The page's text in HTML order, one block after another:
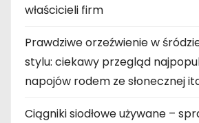
właścicieli firm
Prawdziwe orzeźwienie w
stylu: ciekawy przegląd
napojów rodem ze słonecznej
Ciągniki siodłowe używane –